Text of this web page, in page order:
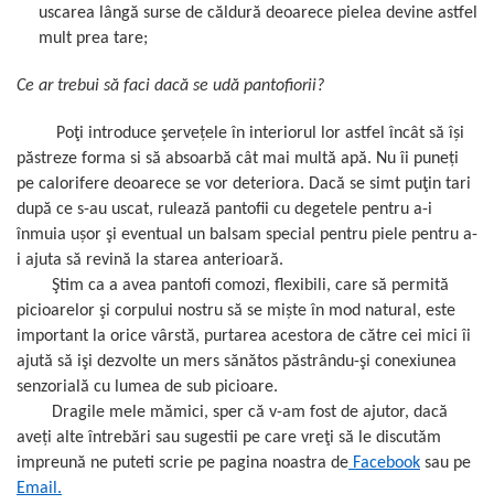
uscarea lângă surse de căldură deoarece pielea devine astfel
mult prea tare;
Ce ar trebui să faci dacă se udă pantofiorii?
Poţi introduce şervețele în interiorul lor astfel încât să își
păstreze forma si să absoarbă cât mai multă apă. Nu îi puneți
pe calorifere deoarece se vor deteriora. Dacă se simt puţin tari
după ce s-au uscat, rulează pantofii cu degetele pentru a-i
înmuia ușor şi eventual un balsam special pentru piele pentru a-
i ajuta să revină la starea anterioară.
Ştim ca a avea pantofi comozi, flexibili, care să permită
picioarelor şi corpului nostru să se miște în mod natural, este
important la orice vârstă, purtarea acestora de către cei mici îi
ajută să işi dezvolte un mers sănătos păstrându-şi conexiunea
senzorială cu lumea de sub picioare.
Dragile mele mămici, sper că v-am fost de ajutor, dacă
aveți alte întrebări sau sugestii pe care vreţi să le discutăm
impreună ne puteti scrie pe pagina noastra de Facebook sau pe
Email.